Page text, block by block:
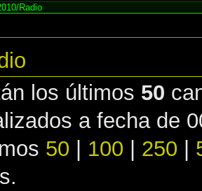
los últimos 50
a fecha de
50 | 100 | 250 |